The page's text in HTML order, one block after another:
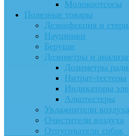
Молокоотсосы
Полезные товары
Дезинфекция и
Наушники
Беруши
Дозиметры и
Дозиметры
Нитрат-тестеры
Индикаторы
Алкотестеры
Увлажнители воздуха
Очистители воздуха
Отпугиватели собак